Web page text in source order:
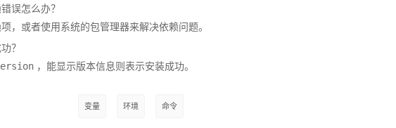
误怎么办？
，或者使用系统的包管理器来解决依赖问题。
？
，能显示版本信息则表示安装成功。
变量 环境 命令